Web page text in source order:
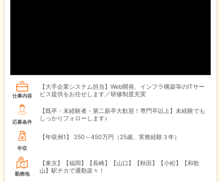
仕事内容
【大手企業システム担当】Web開発、インフラ構築等のITサー
ビス提供をお任せします／研修制度充実
応募条件
【既卒・未経験者・第二新卒大歓迎！専門卒以上】未経験でも
しっかりフォローします♪
年収
【年収例1】 350～450万円（25歳、実務経験３年）
勤務地
【東京】【福岡】【長崎】【山口】【秋田】【小松】【和歌
山】駅チカで通勤楽々！